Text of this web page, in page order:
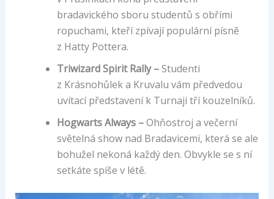
bradavického sboru studentů s obřími
ropuchami, kteří zpívají populární písně
z Hatty Pottera.
Triwizard Spirit Rally –Studenti
z Krásnohůlek a Kruvalu vám předvedou
uvítací představení k Turnaji tří kouzelníků.
Hogwarts Always –Ohňostroj a večerní
světelná show nad Bradavicemi, která se ale
bohužel nekoná každý den. Obvykle se s ní
setkáte spíše v létě.